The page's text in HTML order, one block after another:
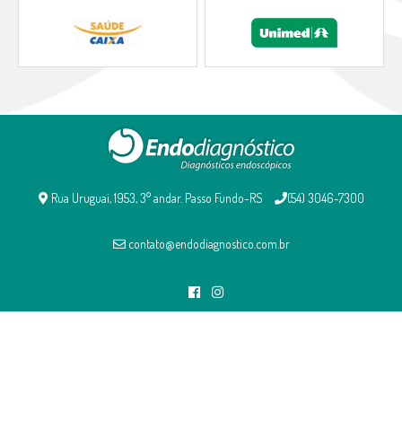
Rua Uruguai, 1953, 3° andar. Passo Fundo-RS (54) 3046-7300
contato@endodiagnostico.com.br